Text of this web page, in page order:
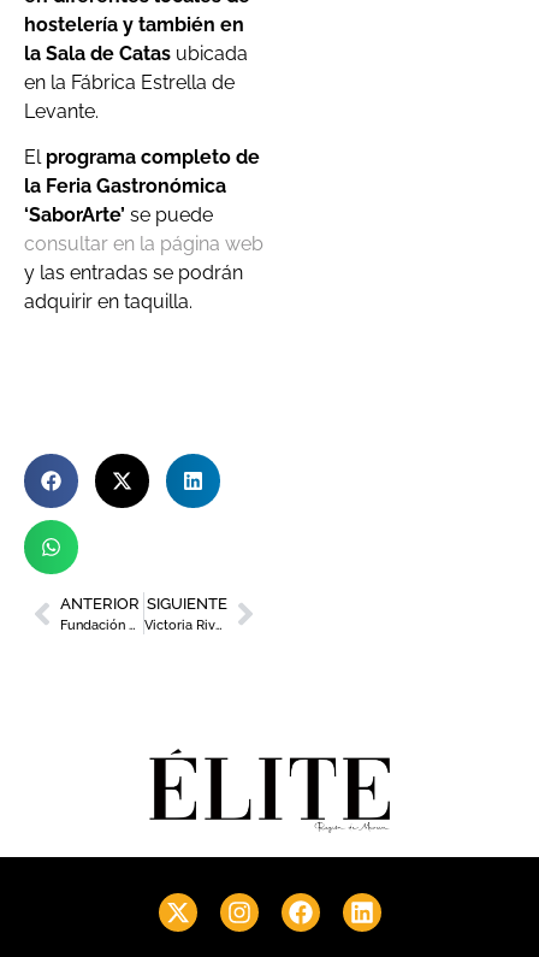
hostelería y también en
la Sala de Catas ubicada
en la Fábrica Estrella de
Levante.
El programa completo de
la Feria Gastronómica
‘SaborArte’ se puede
consultar en la página web
y las entradas se podrán
adquirir en taquilla.
ANTERIOR
Fundación Never Surrender, combatir el cancer a través del deporte
SIGUIENTE
Victoria Rivera: «En la asociación Women in a Legal World creemos que el talento no entiende de género»